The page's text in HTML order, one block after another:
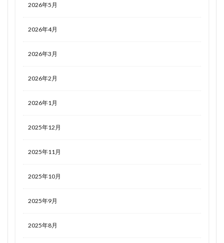
2026年5月
2026年4月
2026年3月
2026年2月
2026年1月
2025年12月
2025年11月
2025年10月
2025年9月
2025年8月